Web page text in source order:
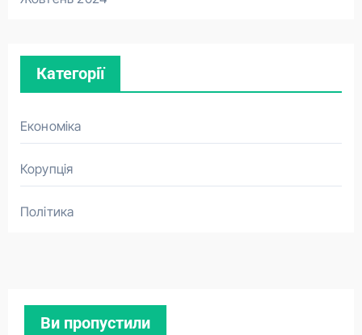
Категорії
Економіка
Корупція
Політика
Ви пропустили